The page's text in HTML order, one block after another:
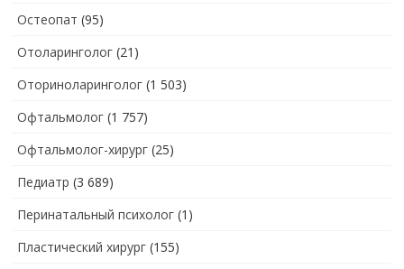
Остеопат (95)
Отоларинголог (21)
Оториноларинголог (1 503)
Офтальмолог (1 757)
Офтальмолог-хирург (25)
Педиатр (3 689)
Перинатальный психолог (1)
Пластический хирург (155)